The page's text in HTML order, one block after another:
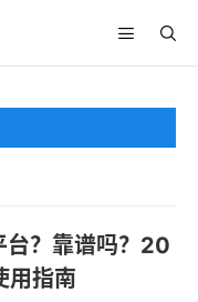
台？靠谱吗？20
用指南